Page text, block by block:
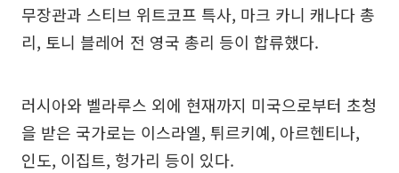
무장관과 스티브 위트코프 특사, 마크 카니 캐나다 총
리, 토니 블레어 전 영국 총리 등이 합류했다.
러시아와 벨라루스 외에 현재까지 미국으로부터 초청
을 받은 국가로는 이스라엘, 튀르키예, 아르헨티나,
인도, 이집트, 헝가리 등이 있다.